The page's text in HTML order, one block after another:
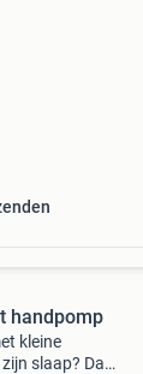
handpomp
kleine
slaap? Dan